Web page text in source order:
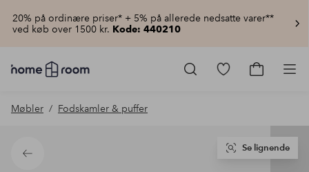
20% på ordinære priser* + 5% på allerede nedsatte varer**
ved køb over 1500 kr. Kode: 440210
Homeroom
–
hjemmet
pris
Gå
Gå
Møbler Fodskamler & puffer
Tilbage
Se lignende